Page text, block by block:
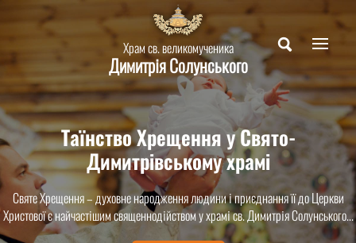
Храм св. великомученика
Димитрія Солунського
Таїнство Хрещення у Свято-
Димитрівському храмі
Святе Хрещення – духовне народження людини і приєднання її до Церкви
Христової є найчастішим священнодійством у храмі св. Димитрія Солунського...